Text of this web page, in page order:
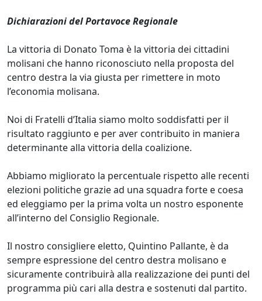
Dichiarazioni del Portavoce Regionale
La vittoria di Donato Toma è la vittoria dei cittadini
molisani che hanno riconosciuto nella proposta del
centro destra la via giusta per rimettere in moto
l’economia molisana.
Noi di Fratelli d’Italia siamo molto soddisfatti per il
risultato raggiunto e per aver contribuito in maniera
determinante alla vittoria della coalizione.
Abbiamo migliorato la percentuale rispetto alle recenti
elezioni politiche grazie ad una squadra forte e coesa
ed eleggiamo per la prima volta un nostro esponente
all’interno del Consiglio Regionale.
Il nostro consigliere eletto, Quintino Pallante, è da
sempre espressione del centro destra molisano e
sicuramente contribuirà alla realizzazione dei punti del
programma più cari alla destra e sostenuti dal partito.